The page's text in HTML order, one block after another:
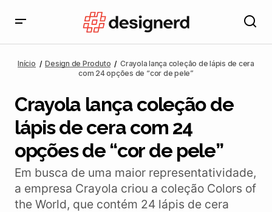
opções de “cor de pele”
Início Design de Produto
Crayola lança coleção de lápis de cera
com 24 opções de “cor de pele”
Crayola lança coleção de
lápis de cera com 24
opções de “cor de pele”
Em busca de uma maior representatividade,
a empresa Crayola criou a coleção Colors of
the World, que contém 24 lápis de cera